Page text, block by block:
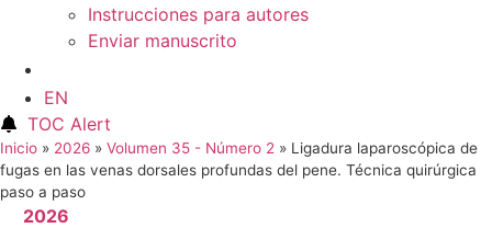
Instrucciones para autores
Enviar manuscrito
EN
TOC Alert
Inicio » 2026 » Volumen 35 - Número 2 » Ligadura laparoscópica de
fugas en las venas dorsales profundas del pene. Técnica quirúrgica
paso a paso
2026